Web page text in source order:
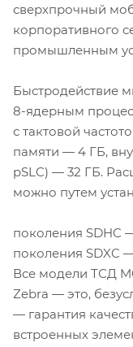
сверхпрочный
корпоративного
промышленным
Быстродействие
8-ядерным
с тактовой
памяти — 4 ГБ,
pSLC) — 32 ГБ.
можно путем
поколения SDHC
поколения SDXC
Все модели ТСД
Zebra — это,
— гарантия
встроенных